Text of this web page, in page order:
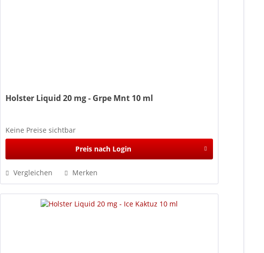
Holster Liquid 20 mg - Grpe Mnt 10 ml
Keine Preise sichtbar
Preis nach Login
Vergleichen Merken